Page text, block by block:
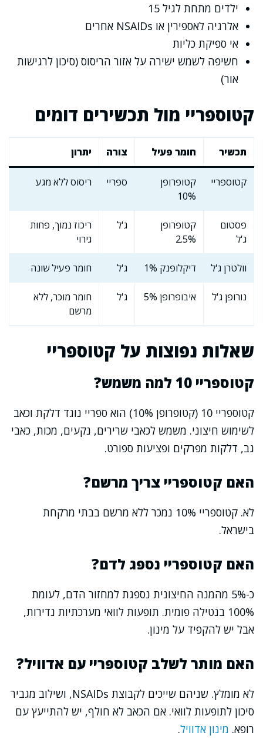
ילדים מתחת לגיל 15
אלרגיה לאספירין או NSAIDs אחרים
אי ספיקת כליות
חשיפה לשמש ישירה על אזור הריסוס (סיכון לרגישות
אור)
קטוספריי מול תכשירים דומים
תכשיר חומר פעיל צורה יתרון
קטוספריי
קטופרופן
10%
ספריי ריסוס ללא מגע
פסטום
ג'ל
קטופרופן
2.5%
ג'ל
ריכוז נמוך, פחות
גירוי
וולטרן ג'ל דיקלופנק 1% ג'ל חומר פעיל שונה
נורופן ג'ל איבופרופן 5% ג'ל
חומר מוכר, ללא
מרשם
שאלות נפוצות על קטוספריי
קטוספריי 10 למה משמש?
קטוספריי 10 (קטופרופן 10%) הוא ספריי נוגד דלקת וכאב
לשימוש חיצוני. משמש לכאבי שרירים, נקעים, מכות, כאבי
גב, דלקות מפרקים ופציעות ספורט.
האם קטוספריי צריך מרשם?
לא. קטוספריי 10% נמכר ללא מרשם בבתי מרקחת
בישראל.
האם קטוספריי נספג לדם?
כ-5% מהמנה החיצונית נספגת למחזור הדם, לעומת
100% בנטילה פומית. תופעות לוואי מערכתיות נדירות,
אבל יש להקפיד על מינון.
האם מותר לשלב קטוספריי עם אדוויל?
לא מומלץ. שניהם שייכים לקבוצת NSAIDs, ושילוב מגביר
סיכון לתופעות לוואי. אם הכאב לא חולף, יש להתייעץ עם
רופא. מינון אדוויל.